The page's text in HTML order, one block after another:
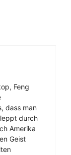
Feng
dass man
durch
Amerika
Geist